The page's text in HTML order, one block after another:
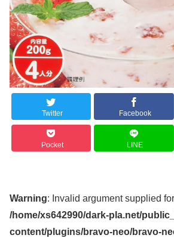
Twitter Facebook
Pocket LINE
Warning: Invalid argument supplied
/home/xs642990/dark-pla.net/
content/plugins/bravo-neo/bravo-